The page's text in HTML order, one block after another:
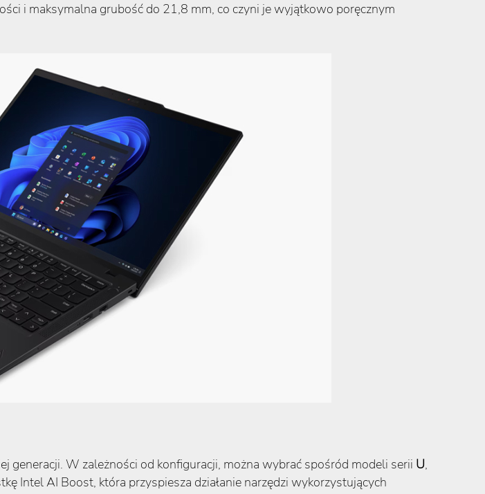
i maksymalna grubość do 21,8 mm, co czyni je wyjątkowo poręcznym
generacji. W zależności od konfiguracji, można wybrać spośród modeli serii U,
Intel AI Boost, która przyspiesza działanie narzędzi wykorzystujących